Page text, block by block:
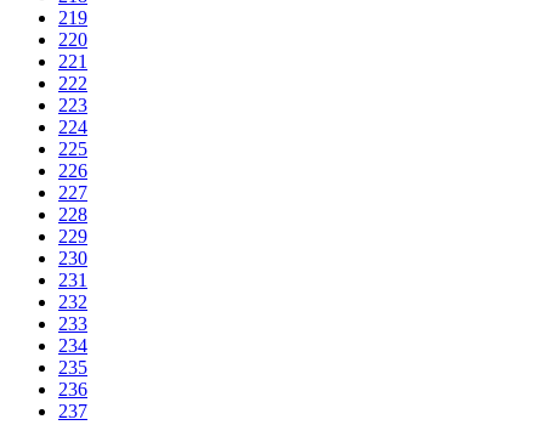
219
220
221
222
223
224
225
226
227
228
229
230
231
232
233
234
235
236
237